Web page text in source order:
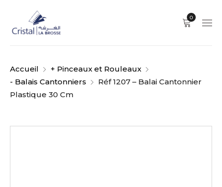
0
Accueil
+ Pinceaux et Rouleaux
- Balais Cantonniers
Réf 1207 – Balai Cantonnier
Plastique 30 Cm